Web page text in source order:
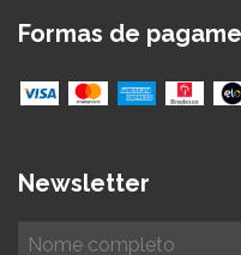
Formas de
Newsletter